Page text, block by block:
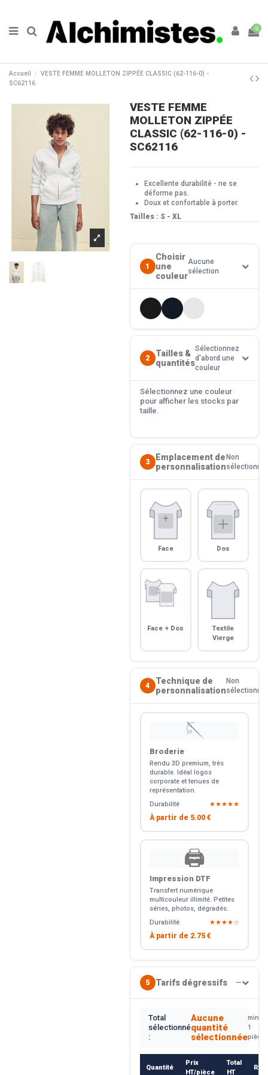
0
Accueil
VESTE FEMME MOLLETON ZIPPÉE CLASSIC (62-116-0) -
SC62116
VESTE FEMME
MOLLETON ZIPPÉE
CLASSIC (62-116-0) -
SC62116
Excellente durabilité - ne se
déforme pas.
Doux et confortable à porter.
Tailles : S - XL
1
Choisir
une
couleur
Aucune
sélection
2
Tailles &
quantités
Sélectionnez
d'abord une
couleur
Sélectionnez une couleur
pour afficher les stocks par
taille.
3
Emplacement de
personnalisation
Non
sélectionné
Face Dos
Face + Dos
Textile
Vierge
4
Technique de
personnalisation
Non
sélectionné
🪡
Broderie
Rendu 3D premium, très
durable. Idéal logos
corporate et tenues de
représentation.
Durabilité
★★★★★
À partir de 5.00 €
🖨️
Impression DTF
Transfert numérique
multicouleur illimité. Petites
séries, photos, dégradés.
Durabilité
★★★★☆
À partir de 2.75 €
5 Tarifs dégressifs —
Total
sélectionné
:
Aucune
quantité
sélectionnée
min.
1
pièce
Quantité
Prix
HT/pièce
Total
HT